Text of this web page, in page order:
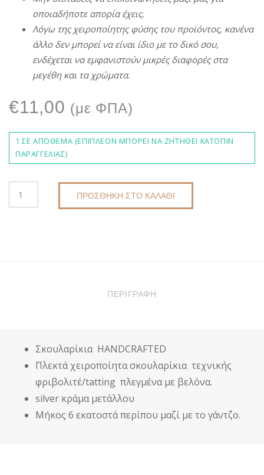
οποιαδήποτε απορία έχεις.
Λόγω της χειροποίητης φύσης τουπροϊόντος, κανένα
άλλο δεν μπορεί να είναι ίδιο με το δικό σου,
ενδέχεται να εμφανιστούν μικρές διαφορές στα
μεγέθηκαι τα χρώματα.
€11,00 (με ΦΠΑ)
1 ΣΕ ΑΠΌΘΕΜΑ (ΕΠΙΠΛΈΟΝ ΜΠΟΡΕΊ ΝΑ ΖΗΤΗΘΕΊ ΚΑΤΌΠΙΝ
ΠΑΡΑΓΓΕΛΊΑΣ)
ΠΡΟΣΘΉΚΗ ΣΤΟ ΚΑΛΆΘΙ
ΠΕΡΙΓΡΑΦΉ
Σκουλαρίκια HANDCRAFTED
Πλεκτά χειροποίητα σκουλαρίκια τεχνικής
φριβολιτέ/tatting πλεγμένα με βελόνα.
silver κράμα μετάλλου
Μήκος 6 εκατοστά περίπου μαζί με το γάντζο.